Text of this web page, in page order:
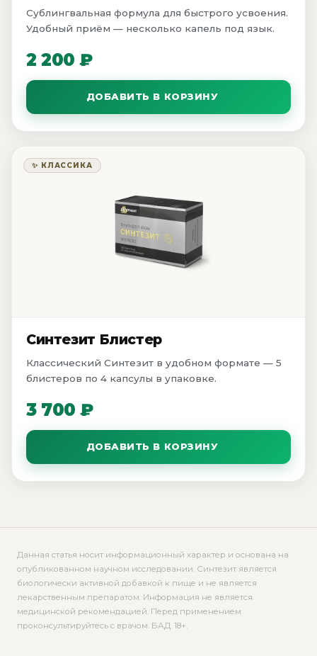
Сублингвальная формула для быстрого усвоения.
Удобный приём — несколько капель под язык.
2 200 ₽
ДОБАВИТЬ В КОРЗИНУ
✨ КЛАССИКА
Синтезит Блистер
Классический Синтезит в удобном формате — 5
блистеров по 4 капсулы в упаковке.
3 700 ₽
ДОБАВИТЬ В КОРЗИНУ
Данная статья носит информационный характер и основана на
опубликованном научном исследовании. Синтезит является
биологически активной добавкой к пище и не является
лекарственным препаратом. Информация не является
медицинской рекомендацией. Перед применением
проконсультируйтесь с врачом. БАД. 18+.